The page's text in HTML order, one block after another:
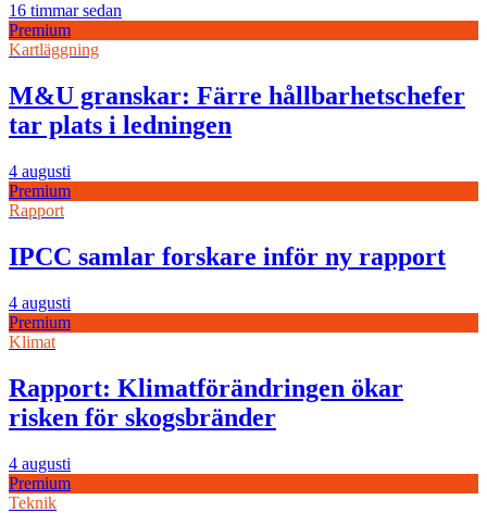
16 timmar sedan
Premium
Kartläggning
M&U granskar: Färre hållbarhetschefer
tar plats i ledningen
4 augusti
Premium
Rapport
IPCC samlar forskare inför ny rapport
4 augusti
Premium
Klimat
Rapport: Klimatförändringen ökar
risken för skogsbränder
4 augusti
Premium
Teknik